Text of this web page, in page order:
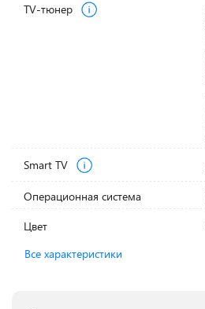
TV-тюнер
Smart TV
Операционная система
Цвет
Все характеристики